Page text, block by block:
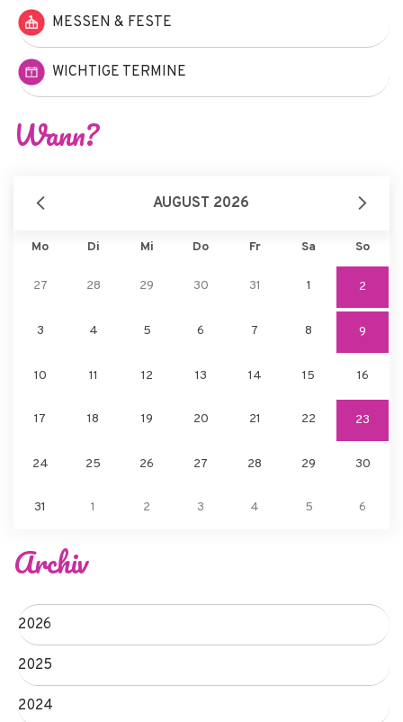
MESSEN & FESTE
WICHTIGE TERMINE
Wann?
AUGUST 2026
Mo Di Mi Do Fr Sa So
27 28 29 30 31 1 2
3 4 5 6 7 8 9
10 11 12 13 14 15 16
17 18 19 20 21 22 23
24 25 26 27 28 29 30
31 1 2 3 4 5 6
Archiv
2026
2025
2024